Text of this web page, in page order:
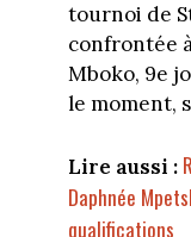
tournoi de
confrontée
Mboko, 9e
le moment,
Lire aussi :
Daphnée
qualifications